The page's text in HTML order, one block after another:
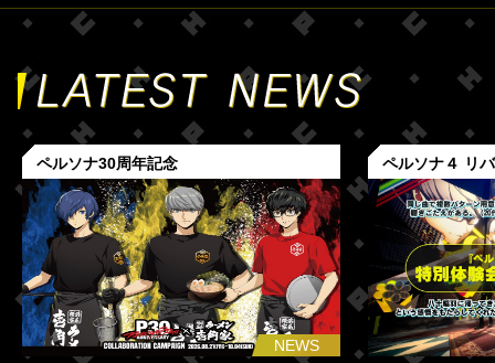
ペルソナ30周年記念
NEWS
ペルソナ４ リ